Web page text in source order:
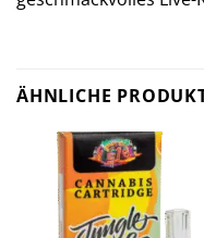
ÄHNLICHE